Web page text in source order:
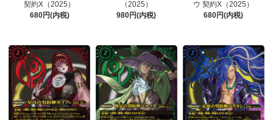
契約X（2025）
680円(内税)
（2025）
980円(内税)
ウ 契約X（2025）
680円(内税)